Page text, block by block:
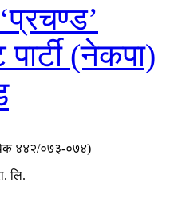
(नेकपा)
४४२/०७३-०७४)
लि.